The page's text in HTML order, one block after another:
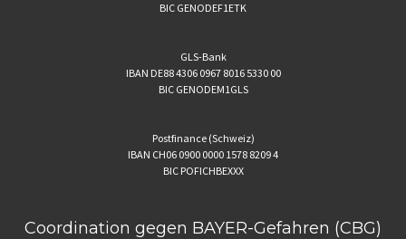
BIC GENODEF1ETK
GLS-Bank
IBAN DE88 4306 0967 8016 5330 00
BIC GENODEM1GLS
Postfinance (Schweiz)
IBAN CH06 0900 0000 1578 8209 4
BIC POFICHBEXXX
Coordination gegen BAYER-Gefahren (CBG)